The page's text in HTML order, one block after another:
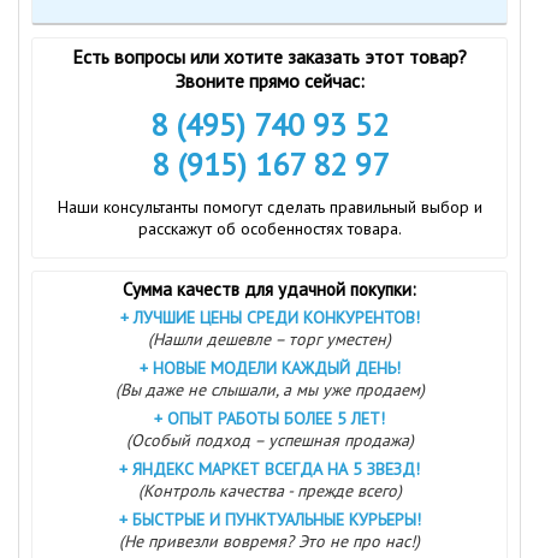
Есть вопросы или хотите заказать этот товар?
Звоните прямо сейчас:
8 (495) 740 93 52
8 (915) 167 82 97
Наши консультанты помогут сделать правильный выбор и
расскажут об особенностях товара.
Сумма качеств для удачной покупки:
+ ЛУЧШИЕ ЦЕНЫ СРЕДИ КОНКУРЕНТОВ!
(Нашли дешевле – торг уместен)
+ НОВЫЕ МОДЕЛИ КАЖДЫЙ ДЕНЬ!
(Вы даже не слышали, а мы уже продаем)
+ ОПЫТ РАБОТЫ БОЛЕЕ 5 ЛЕТ!
(Особый подход – успешная продажа)
+ ЯНДЕКС МАРКЕТ ВСЕГДА НА 5 ЗВЕЗД!
(Контроль качества - прежде всего)
+ БЫСТРЫЕ И ПУНКТУАЛЬНЫЕ КУРЬЕРЫ!
(Не привезли вовремя? Это не про нас!)